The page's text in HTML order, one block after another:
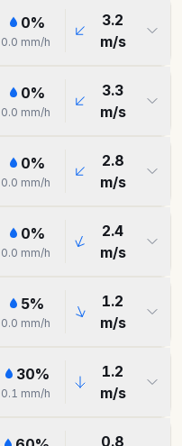
0%
0.0 mm/h
3.2
m/s
0%
0.0 mm/h
3.3
m/s
0%
0.0 mm/h
2.8
m/s
0%
0.0 mm/h
2.4
m/s
5%
0.0 mm/h
1.2
m/s
30%
0.1 mm/h
1.2
m/s
0.8